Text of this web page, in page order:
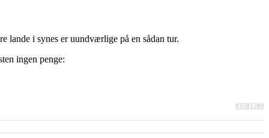
lande i synes er uundværlige på en sådan tur.
ingen penge:
#3501500